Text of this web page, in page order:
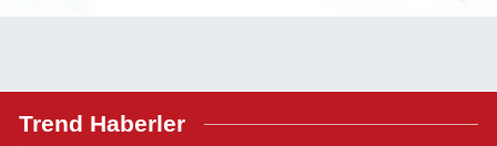
Trend Haberler